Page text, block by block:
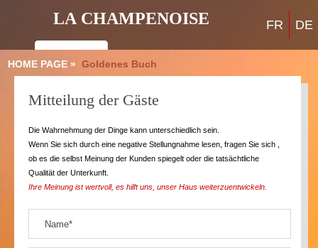
DE
FR
LA CHAMPENOISE
HOME PAGE » Goldenes Buch
Mitteilung der Gäste
Die Wahrnehmung der Dinge kann unterschiedlich sein.
Wenn Sie sich durch eine negative Stellungnahme lesen, fragen Sie sich ,
ob es die selbst Meinung der Kunden spiegelt oder die tatsächtliche
Qualität der Unterkunft.
Ihre Meinung ist wertvoll, es hilft uns, unser Haus weiterzuentwickeln.